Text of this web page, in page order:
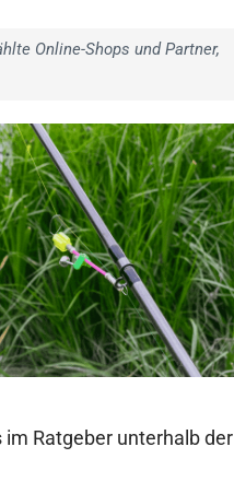
Online-Shops und Partner,
Ratgeber unterhalb der